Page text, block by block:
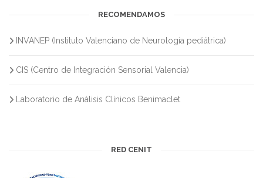
RECOMENDAMOS
INVANEP (Instituto Valenciano de Neurología pediátrica)
CIS (Centro de Integración Sensorial Valencia)
Laboratorio de Análisis Clínicos Benimaclet
RED CENIT